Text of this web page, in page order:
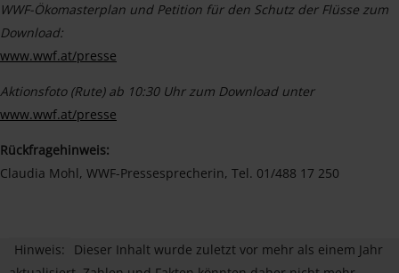
WWF-Ökomasterplan und Petition für den Schutz der Flüsse zum
Download:
www.wwf.at/presse
Aktionsfoto (Rute) ab 10:30 Uhr zum Download unter
www.wwf.at/presse
Rückfragehinweis:
Claudia Mohl, WWF-Pressesprecherin, Tel. 01/488 17 250
Hinweis:
Dieser Inhalt wurde zuletzt vor mehr als einem Jahr